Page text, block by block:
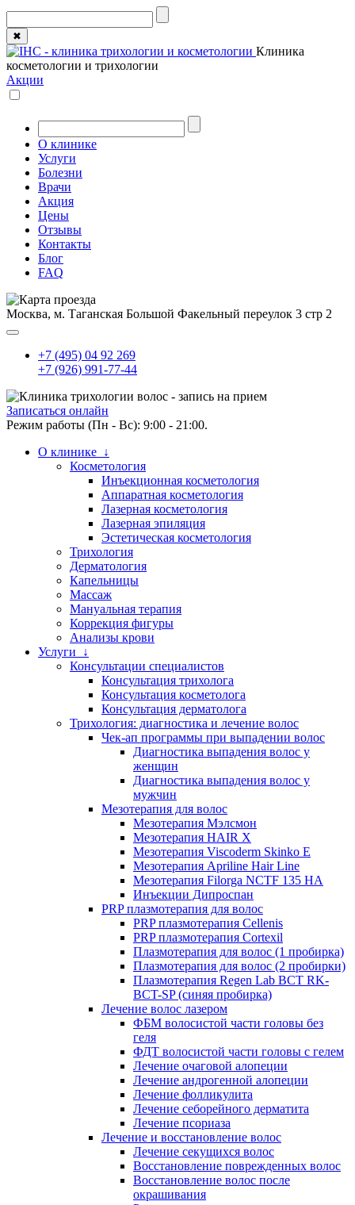
✖
Клиника
косметологии и трихологии
Акции
О клинике
Услуги
Болезни
Врачи
Акция
Цены
Отзывы
Контакты
Блог
FAQ
Москва, м. Таганская Большой Факельный переулок 3 стр 2
+7 (495) 04 92 269
+7 (926) 991-77-44
Записаться онлайн
Режим работы (Пн - Вс): 9:00 - 21:00.
О клинике ↓
Косметология
Инъекционная косметология
Аппаратная косметология
Лазерная косметология
Лазерная эпиляция
Эстетическая косметология
Трихология
Дерматология
Капельницы
Массаж
Мануальная терапия
Коррекция фигуры
Анализы крови
Услуги ↓
Консультации специалистов
Консультация трихолога
Консультация косметолога
Консультация дерматолога
Трихология: диагностика и лечение волос
Чек-ап программы при выпадении волос
Диагностика выпадения волос у
женщин
Диагностика выпадения волос у
мужчин
Мезотерапия для волос
Мезотерапия Мэлсмон
Мезотерапия HAIR X
Мезотерапия Viscoderm Skinko E
Мезотерапия Apriline Hair Line
Мезотерапия Filorga NCTF 135 HA
Инъекции Дипроспан
PRP плазмотерапия для волос
PRP плазмотерапия Cellenis
PRP плазмотерапия Cortexil
Плазмотерапия для волос (1 пробирка)
Плазмотерапия для волос (2 пробирки)
Плазмотерапия Regen Lab BCT RK-
BCT-SP (синяя пробирка)
Лечение волос лазером
ФБМ волосистой части головы без
геля
ФДТ волосистой части головы с гелем
Лечение очаговой алопеции
Лечение андрогенной алопеции
Лечение фолликулита
Лечение себорейного дерматита
Лечение псориаза
Лечение и восстановление волос
Лечение секущихся волос
Восстановление поврежденных волос
Восстановление волос после
окрашивания